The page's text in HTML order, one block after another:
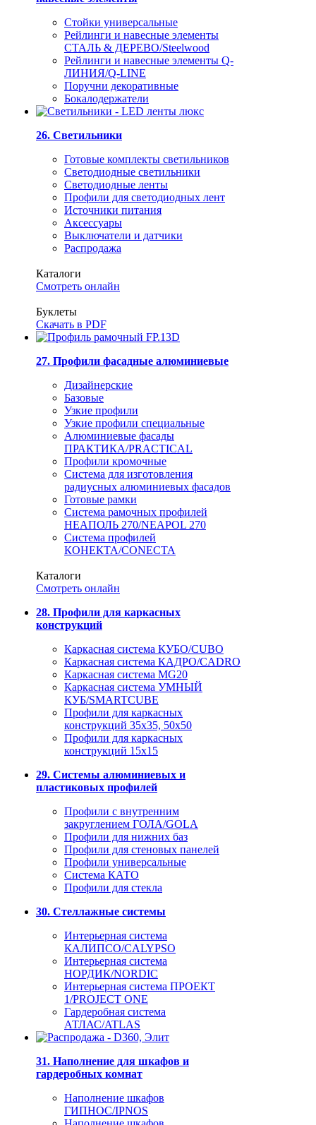
Стойки универсальные
Рейлинги и навесные элементы
СТАЛЬ & ДЕРЕВО/Steelwood
Рейлинги и навесные элементы Q-
ЛИНИЯ/Q-LINE
Поручни декоративные
Бокалодержатели
26. Светильники
Готовые комплекты светильников
Светодиодные светильники
Светодиодные ленты
Профили для светодиодных лент
Источники питания
Аксессуары
Выключатели и датчики
Распродажа
Каталоги
Смотреть онлайн
Буклеты
Скачать в PDF
27. Профили фасадные алюминиевые
Дизайнерские
Базовые
Узкие профили
Узкие профили специальные
Алюминиевые фасады
ПРАКТИКА/PRACTICAL
Профили кромочные
Система для изготовления
радиусных алюминиевых фасадов
Готовые рамки
Система рамочных профилей
НЕАПОЛЬ 270/NEAPOL 270
Система профилей
КОНЕКТА/CONECTA
Каталоги
Смотреть онлайн
28. Профили для каркасных
конструкций
Каркасная система КУБО/CUBO
Каркасная система КАДРО/CADRO
Каркасная система MG20
Каркасная система УМНЫЙ
КУБ/SMARTCUBE
Профили для каркасных
конструкций 35x35, 50x50
Профили для каркасных
конструкций 15х15
29. Системы алюминиевых и
пластиковых профилей
Профили с внутренним
закруглением ГОЛА/GOLA
Профили для нижних баз
Профили для стеновых панелей
Профили универсальные
Система КАТО
Профили для стекла
30. Стеллажные системы
Интерьерная система
КАЛИПСО/CALYPSO
Интерьерная система
НОРДИК/NORDIC
Интерьерная система ПРОЕКТ
1/PROJECT ONE
Гардеробная система
АТЛАС/ATLAS
31. Наполнение для шкафов и
гардеробных комнат
Наполнение шкафов
ГИПНОС/IPNOS